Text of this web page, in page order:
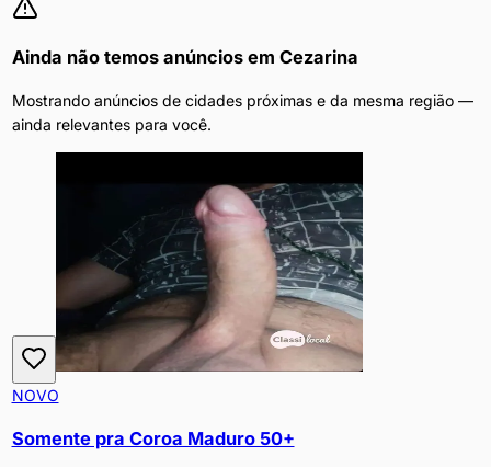
Ainda não temos anúncios em Cezarina
Mostrando anúncios de cidades próximas e da mesma região —
ainda relevantes para você.
NOVO
Somente pra Coroa Maduro 50+